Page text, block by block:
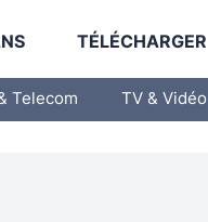
TÉLÉCHARGER
Telecom TV & Vidéo